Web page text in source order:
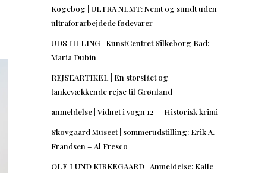
Kogebog | ULTRA NEMT: Nemt og sundt uden
ultraforarbejdede fødevarer
UDSTILLING | KunstCentret Silkeborg Bad:
Maria Dubin
REJSEARTIKEL | En storslået og
tankevækkende rejse til Grønland
anmeldelse | Vidnet i vogn 12 — Historisk krimi
Skovgaard Museet | sommerudstilling: Erik A.
Frandsen – Al Fresco
OLE LUND KIRKEGAARD | Anmeldelse: Kalle